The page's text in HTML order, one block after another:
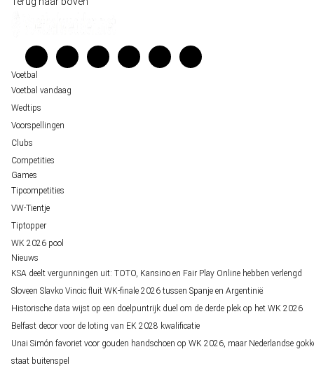
Belfast decor voor de loting van EK 2028 kwalificatie
Verantwoord wedden
Over ons
Voetbal
Voetbal vandaag
Wedtips
Voorspellingen
Clubs
Competities
Games
Tipcompetities
VW-Tientje
Tiptopper
WK 2026 pool
Nieuws
KSA deelt vergunningen uit: TOTO, Kansino en Fair Play Online hebben verlengd
Sloveen Slavko Vincic fluit WK-finale 2026 tussen Spanje en Argentinië
Historische data wijst op een doelpuntrijk duel om de derde plek op het WK 2026
Belfast decor voor de loting van EK 2028 kwalificatie
Unai Simón favoriet voor gouden handschoen op WK 2026, maar Nederlandse
staat buitenspel